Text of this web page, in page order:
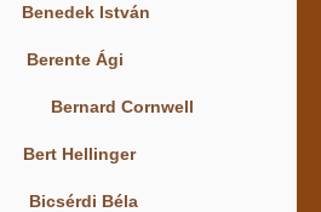
Benedek István
Berente Ági
Bernard Cornwell
Bert Hellinger
Bicsérdi Béla